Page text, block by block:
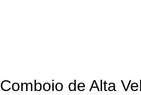
Comboio de Alta